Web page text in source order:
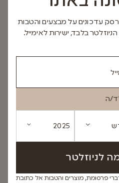
קשת פרחים, צ׳וקר עדין, צמיד
יכולים לשדרג את ההופעה בלי
שישלים את ההופעה, או
העליון.
שמותאמים לקיץ או לחורף.
וקלילים. בחורף – הוסיפי
מלאכותית או גרביונים.
עדכונים על מבצעים והטבות
בלבד, ישירות לאימייל.
ה
פרסומת, מוצרים והטבות אל כתובת